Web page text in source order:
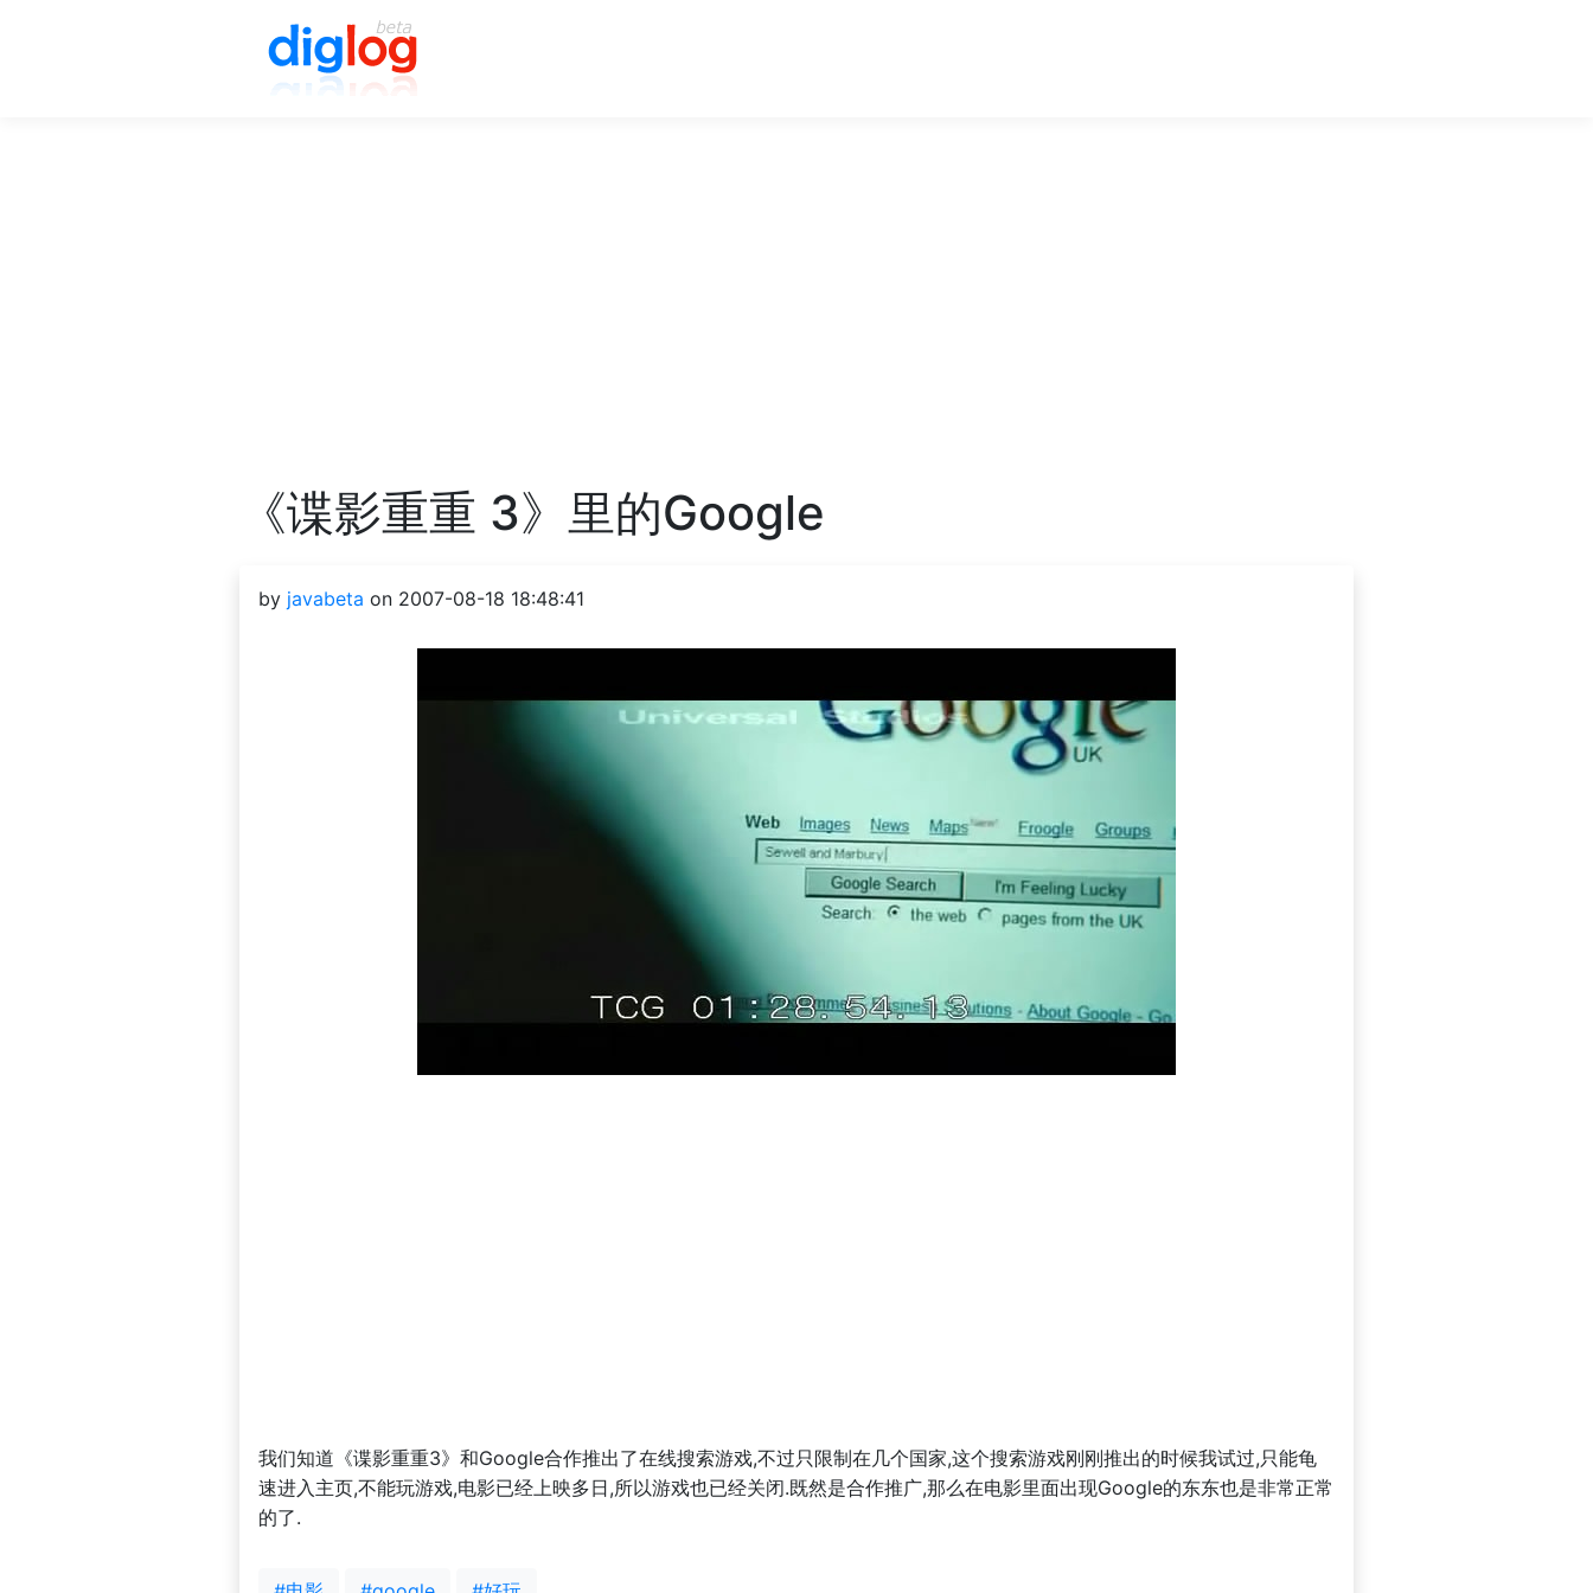
《谍影重重 3》里的Google
by javabeta on 2007-08-18 18:48:41
我们知道《谍影重重3》和Google合作推出了在线搜索游戏,不过只限制在几个国家,这个搜索游戏刚刚推出的时候我试过,只能龟
速进入主页,不能玩游戏,电影已经上映多日,所以游戏也已经关闭.既然是合作推广,那么在电影里面出现Google的东东也是非常正常
的了.